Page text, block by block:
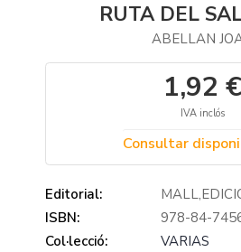
RUTA DEL
ABELLAN
1,92 €
IVA inclós
Consultar
Editorial:
ISBN:
978-84-
Col·lecció:
VARIAS